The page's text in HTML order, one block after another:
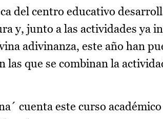
del centro educativo
y, junto a las actividades ya
adivinanza, este año han
las que se combinan la
cuenta este curso